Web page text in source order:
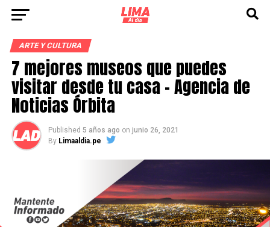
ARTE Y CULTURA
7 mejores museos que puedes
visitar desde tu casa – Agencia de
Noticias Órbita
Published 5 años ago on junio 26, 2021
By Limaaldia.pe